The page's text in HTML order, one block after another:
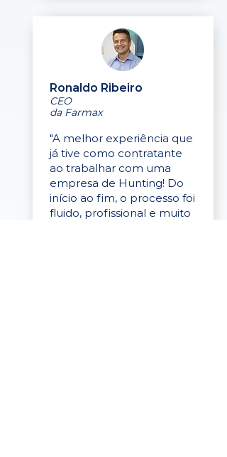
Ronaldo Ribeiro
CEO
da Farmax
"A melhor experiência que
já tive como contratante
ao trabalhar com uma
empresa de Hunting! Do
início ao fim, o processo foi
fluido, profissional e muito